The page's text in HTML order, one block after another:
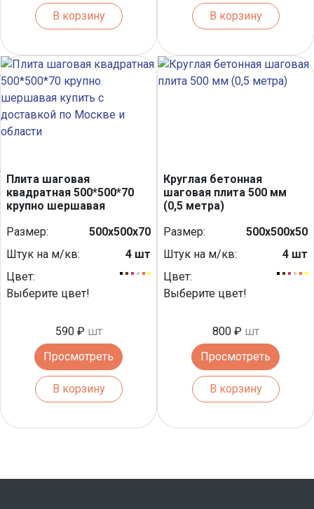
В корзину В корзину
Плита шаговая
квадратная 500*500*70
крупно шершавая
Размер:
500х500х70
Штук на м/кв:
4 шт
Цвет:
Выберите цвет!
590 ₽ шт
Просмотреть
В корзину
Круглая бетонная
шаговая плита 500 мм
(0,5 метра)
Размер:
500х500х50
Штук на м/кв:
4 шт
Цвет:
Выберите цвет!
800 ₽ шт
Просмотреть
В корзину